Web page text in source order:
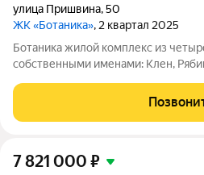
улица Пришвина,50
ЖК «Ботаника», 2 квартал 2025
Ботаника жилой комплекс из четырёх кварталов с
собственными именами: Клен,
розе ветров, природному
проекта и качественному
7 821 000 ₽